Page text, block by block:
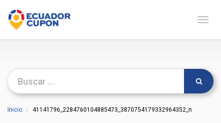
Inicio 41141796_2284760104885473_3870754179332964352_n